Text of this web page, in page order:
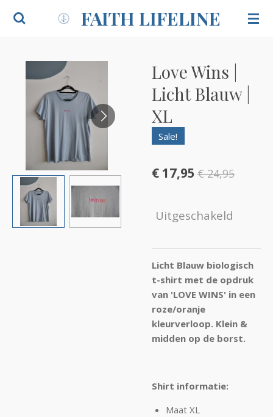
Ga
direct
hoofdinhoud
FAITH LIFELINE
Love Wins |
Licht Blauw |
XL
Sale!
€ 17,95 € 24,95
Uitgeschakeld
Licht Blauw biologisch
t-shirt met de opdruk
van 'LOVE WINS' in een
roze/oranje
kleurverloop. Klein &
midden op de borst.
Shirt informatie:
Maat XL